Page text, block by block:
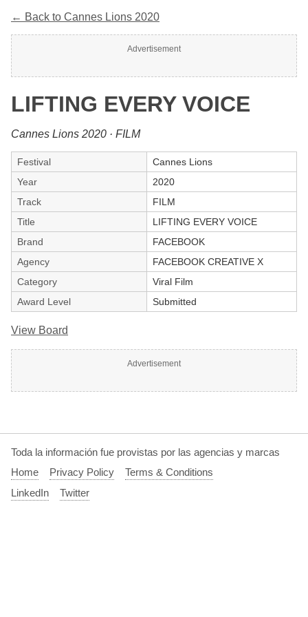
← Back to Cannes Lions 2020
Advertisement
LIFTING EVERY VOICE
Cannes Lions 2020 · FILM
Festival
Cannes Lions
Year
2020
Track
FILM
Title
LIFTING EVERY VOICE
Brand
FACEBOOK
Agency
FACEBOOK CREATIVE X
Category
Viral Film
Award Level
Submitted
View Board
Advertisement
Toda la información fue provistas por las agencias y marcas
Home
Privacy Policy
Terms & Conditions
LinkedIn
Twitter